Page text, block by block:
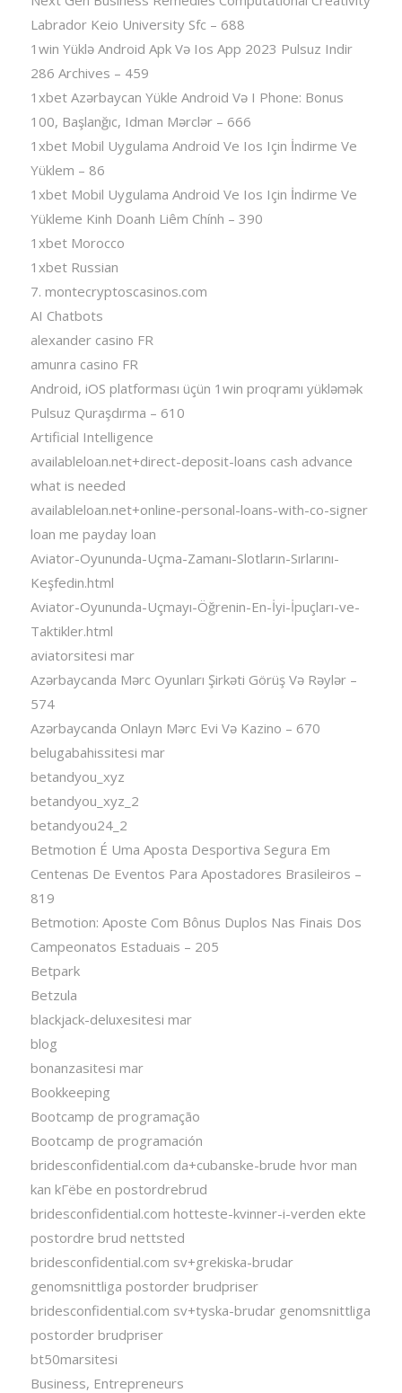
Labrador Keio University Sfc – 688
1win Yüklə Android Apk Və Ios App 2023 Pulsuz Indir
286 Archives – 459
1xbet Azərbaycan Yükle Android Və I Phone: Bonus
100, Başlanğıc, Idman Mərclər – 666
1xbet Mobil Uygulama Android Ve Ios Için İndirme Ve
Yüklem – 86
1xbet Mobil Uygulama Android Ve Ios Için İndirme Ve
Yükleme Kinh Doanh Liêm Chính – 390
1xbet Morocco
1xbet Russian
7. montecryptoscasinos.com
AI Chatbots
alexander casino FR
amunra casino FR
Android, iOS platforması üçün 1win proqramı yükləmək
Pulsuz Quraşdırma – 610
Artificial Intelligence
availableloan.net+direct-deposit-loans cash advance
what is needed
availableloan.net+online-personal-loans-with-co-signer
loan me payday loan
Aviator-Oyununda-Uçma-Zamanı-Slotların-Sırlarını-
Keşfedin.html
Aviator-Oyununda-Uçmayı-Öğrenin-En-İyi-İpuçları-ve-
Taktikler.html
aviatorsitesi mar
Azərbaycanda Mərc Oyunları Şirkəti Görüş Və Rəylər –
574
Azərbaycanda Onlayn Mərc Evi Və Kazino – 670
belugabahissitesi mar
betandyou_xyz
betandyou_xyz_2
betandyou24_2
Betmotion É Uma Aposta Desportiva Segura Em
Centenas De Eventos Para Apostadores Brasileiros –
819
Betmotion: Aposte Com Bônus Duplos Nas Finais Dos
Campeonatos Estaduais – 205
Betpark
Betzula
blackjack-deluxesitesi mar
blog
bonanzasitesi mar
Bookkeeping
Bootcamp de programação
Bootcamp de programación
bridesconfidential.com da+cubanske-brude hvor man
kan kГёbe en postordrebrud
bridesconfidential.com hotteste-kvinner-i-verden ekte
postordre brud nettsted
bridesconfidential.com sv+grekiska-brudar
genomsnittliga postorder brudpriser
bridesconfidential.com sv+tyska-brudar genomsnittliga
postorder brudpriser
bt50marsitesi
Business, Entrepreneurs